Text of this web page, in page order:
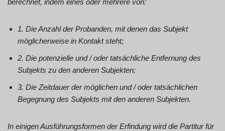
berechnet, indem eines oder mehrere von:
1. Die Anzahl der Probanden, mit denen das Subjekt
möglicherweise in Kontakt steht;
2. Die potenzielle und / oder tatsächliche Entfernung des
Subjekts zu den anderen Subjekten;
3. Die Zeitdauer der möglichen und / oder tatsächlichen
Begegnung des Subjekts mit den anderen Subjekten.
In einigen Ausführungsformen der Erfindung wird die Partitur für